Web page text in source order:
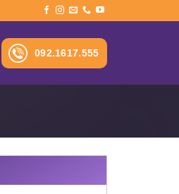
092.1617.555